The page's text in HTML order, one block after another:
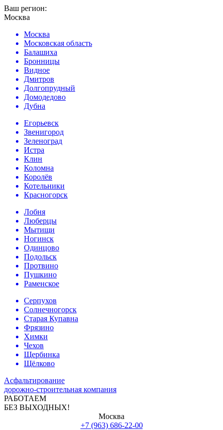
Ваш регион:
Москва
Москва
Московская область
Балашиха
Бронницы
Видное
Дмитров
Долгопрудный
Домодедово
Дубна
Егорьевск
Звенигород
Зеленоград
Истра
Клин
Коломна
Королёв
Котельники
Красногорск
Лобня
Люберцы
Мытищи
Ногинск
Одинцово
Подольск
Протвино
Пушкино
Раменское
Серпухов
Солнечногорск
Старая Купавна
Фрязино
Химки
Чехов
Щербинка
Щёлково
Асфальтирование
дорожно-строительная компания
РАБОТАЕМ
БЕЗ ВЫХОДНЫХ!
Москва
+7 (963) 686-22-00